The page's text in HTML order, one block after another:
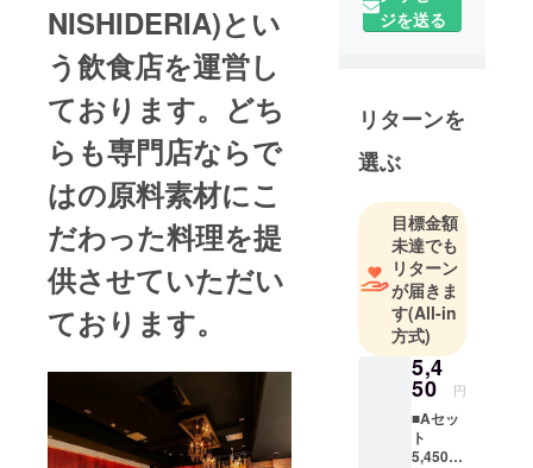
NISHIDERIA)とい
う飲食店を運営し
ております。どち
らも専門店ならで
はの原料素材にこ
だわった料理を提
供させていただい
ております。
の大阪育
肉の輸入商
社で働いて
きました。
ちょうど10
年前に独立
し会社を設
立し、念願
だった飲食
店をオープ
ンすること
ができまし
お肉が大好
きで、本当
ジを送る
リターンを
選ぶ
目標金額
未達でも
リターン
が届きま
す(All-in
方式)
5,4
50 円
■Aセッ
ト
5,450